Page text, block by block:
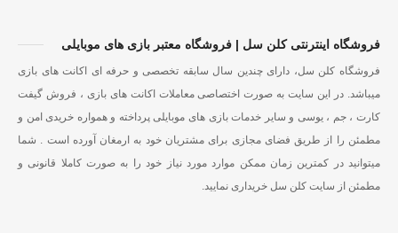
فروشگاه اینترنتی کلن سل | فروشگاه معتبر بازی های موبایلی
فروشگاه کلن سل، دارای چندین سال سابقه تخصصی و حرفه ای اکانت های بازی
میباشد. در این سایت به صورت اختصاصی معاملات اکانت های بازی ، فروش گیفت
کارت ، جم ، یوسی و سایر خدمات بازی های موبایلی پرداخته و همواره خریدی امن و
مطمئن را از طریق فضای مجازی برای مشتریان خود به ارمغان آورده است . شما
میتوانید در کمترین زمان ممکن موارد مورد نیاز خود را به صورت کاملا قانونی و
مطمئن از سایت کلن سل خریداری نمایید.